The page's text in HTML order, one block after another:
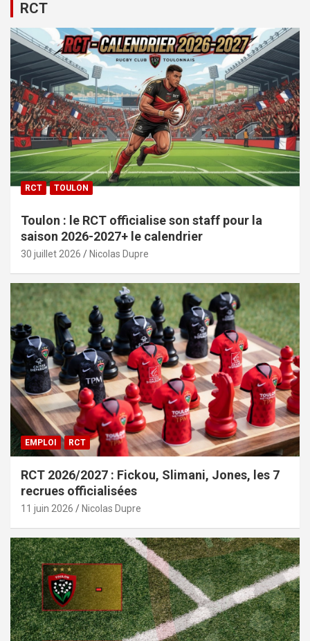
RCT
RCT TOULON
Toulon : le RCT officialise son staff pour la
saison 2026-2027+ le calendrier
30 juillet 2026 Nicolas Dupre
EMPLOI RCT
RCT 2026/2027 : Fickou, Slimani, Jones, les 7
recrues officialisées
11 juin 2026 Nicolas Dupre